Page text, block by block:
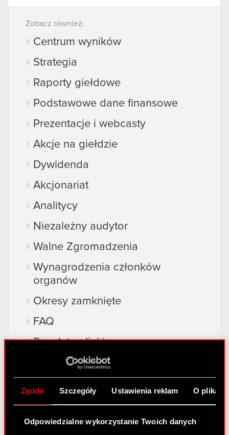
Zgoda Szczegóły Ustawienia reklam O
Odpowiedzialne wykorzystanie Twoich danych
Zobacz również:
Centrum wyników
Strategia
Raporty giełdowe
Podstawowe dane finansowe
Prezentacje i webcasty
Akcje na giełdzie
Dywidenda
Akcjonariat
Analitycy
Niezależny audytor
Walne Zgromadzenia
Wynagrodzenia członków
organów
Okresy zamknięte
FAQ
Przydatne linki
Kontakt IR
thewitcher.com